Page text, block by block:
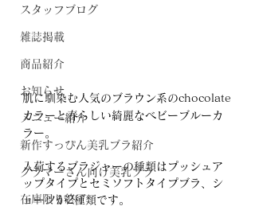
スタッフブログ
雑誌掲載
商品紹介
お知らせ
メニュー紹介
新作すっぴん美乳ブラ紹介
グラマーさん向け美乳ブラ
在庫限り終了
肌に馴染む人気のブラウン系のchocolate
カラーと春らしい綺麗なベビーブルーカ
ラー。
入荷するブラジャーの種類はプッシュア
ップタイプとセミソフトタイプブラ、シ
ョーツが2種類です。